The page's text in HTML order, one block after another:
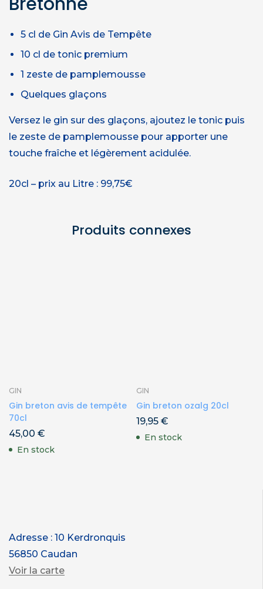
5 cl de Gin Avis de Tempête
10 cl de tonic premium
1 zeste de pamplemousse
Quelques glaçons
Versez le gin sur des glaçons, ajoutez le tonic puis
le zeste de pamplemousse pour apporter une
touche fraîche et légèrement acidulée.
20cl – prix au Litre : 99,75€
Produits connexes
GIN
Gin breton avis de tempête
70cl
45,00 €
En stock
GIN
Gin breton ozalg 20cl
19,95 €
En stock
Adresse : 10 Kerdronquis
56850 Caudan
Voir la carte